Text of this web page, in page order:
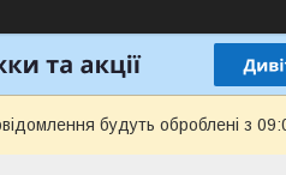
будуть оброблені з